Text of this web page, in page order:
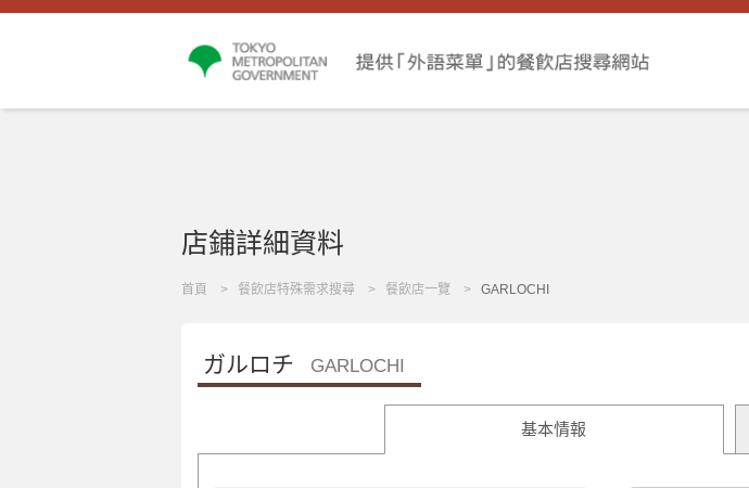
店鋪詳細資料
首頁 餐飲店特殊需求搜尋 餐飲店一覽 GARLOCHI
ガルロチ GARLOCHI
基本情報